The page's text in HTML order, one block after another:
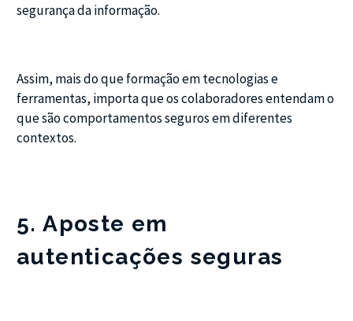
segurança da informação.
Assim, mais do que formação em tecnologias e
ferramentas, importa que os colaboradores entendam o
que são comportamentos seguros em diferentes
contextos.
5. Aposte em
autenticações seguras